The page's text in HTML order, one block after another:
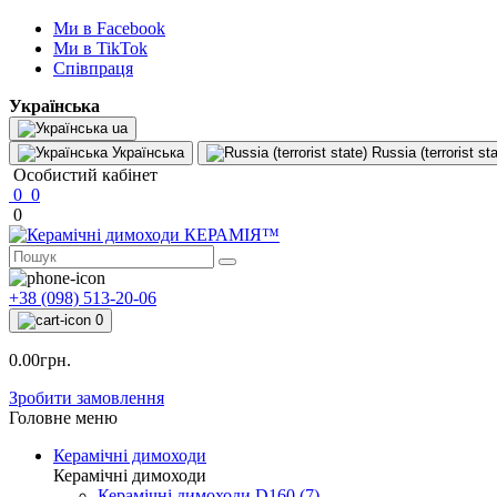
Ми в Facebook
Ми в TikTok
Cпівпраця
Українська
ua
Українська
Russia (terrorist
Особистий кабінет
0 0
0
+38 (098) 513-20-06
0
0.00грн.
Зробити замовлення
Головне меню
Керамічні димоходи
Керамічні димоходи